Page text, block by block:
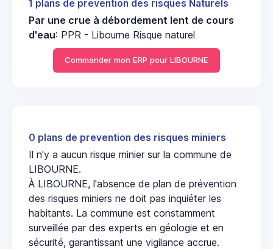
1 plans de prevention des risques Naturels
Par une crue à débordement lent de cours
d'eau: PPR - Libourne Risque naturel
Commander mon ERP pour LIBOURNE
0 plans de prevention des risques miniers
Il n'y a aucun risque minier sur la commune de
LIBOURNE.
À LIBOURNE, l'absence de plan de prévention
des risques miniers ne doit pas inquiéter les
habitants. La commune est constamment
surveillée par des experts en géologie et en
sécurité, garantissant une vigilance accrue.